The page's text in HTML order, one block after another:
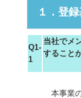
１．登
Q1-
1
当社でメ
すること
本事業